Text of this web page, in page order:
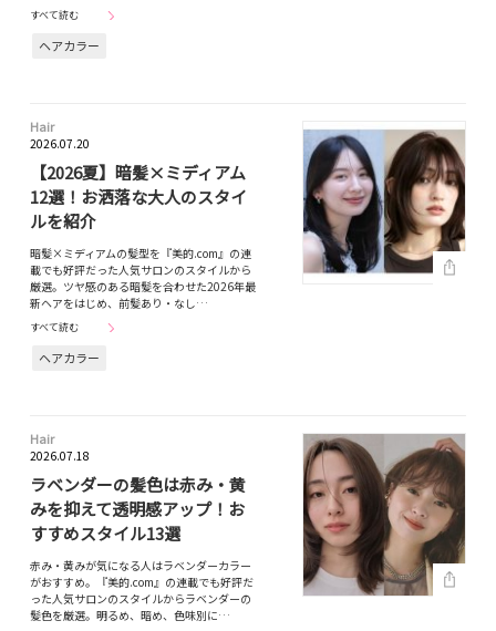
すべて読む
ヘアカラー
Hair
2026.07.20
【2026夏】暗髪×ミディアム
12選！お洒落な大人のスタイ
ルを紹介
暗髪×ミディアムの髪型を『美的.com』の連
載でも好評だった人気サロンのスタイルから
厳選。ツヤ感のある暗髪を合わせた2026年最
新ヘアをはじめ、前髪あり・なし…
すべて読む
ヘアカラー
Hair
2026.07.18
ラベンダーの髪色は赤み・黄
みを抑えて透明感アップ！お
すすめスタイル13選
赤み・黄みが気になる人はラベンダーカラー
がおすすめ。『美的.com』の連載でも好評だ
った人気サロンのスタイルからラベンダーの
髪色を厳選。明るめ、暗め、色味別に…